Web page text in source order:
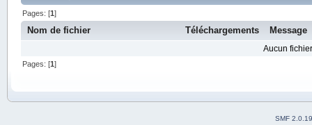
Pages: [1]
Nom de fichier Téléchargements Message
Aucun
Pages: [1]
SMF 2.0.19